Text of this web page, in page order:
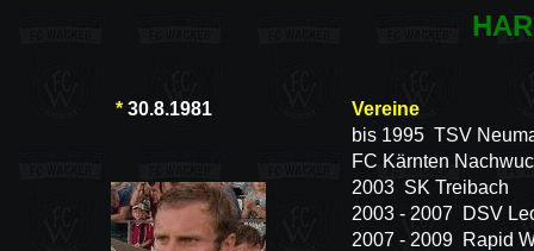
* 30.8.1981
Vereine
bis 1995 TSV
FC Kärnten
2003 SK Treibach
2003 - 2007 DSV
2007 - 2009 Rapid